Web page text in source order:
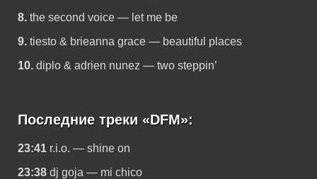
8. the second voice — let me be
9. tiesto & brieanna grace — beautiful places
10. diplo & adrien nunez — two steppin’
Последние треки «DFM»:
23:41 r.i.o. — shine on
23:38 dj goja — mi chico